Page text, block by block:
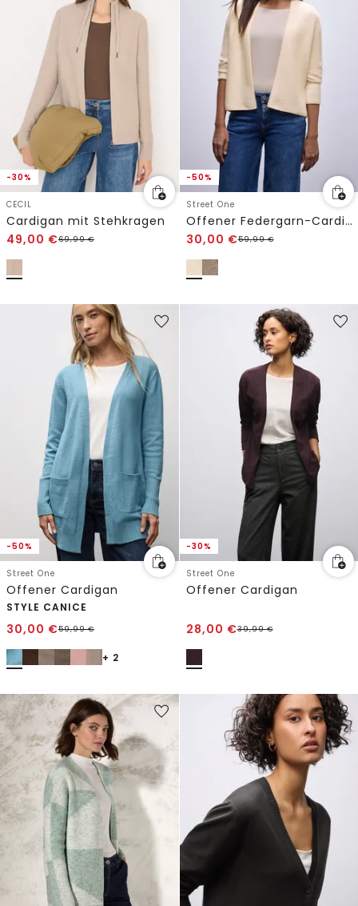
-30%
CECIL
Cardigan mit Stehkragen
49,00 €69,99€
-50%
Street One
Offener Federgarn-Cardigan
30,00 €59,99€
-50%
Street One
Offener Cardigan
STYLE CANICE
30,00 €59,99€
+ 2
-30%
Street One
Offener Cardigan
28,00 €39,99€